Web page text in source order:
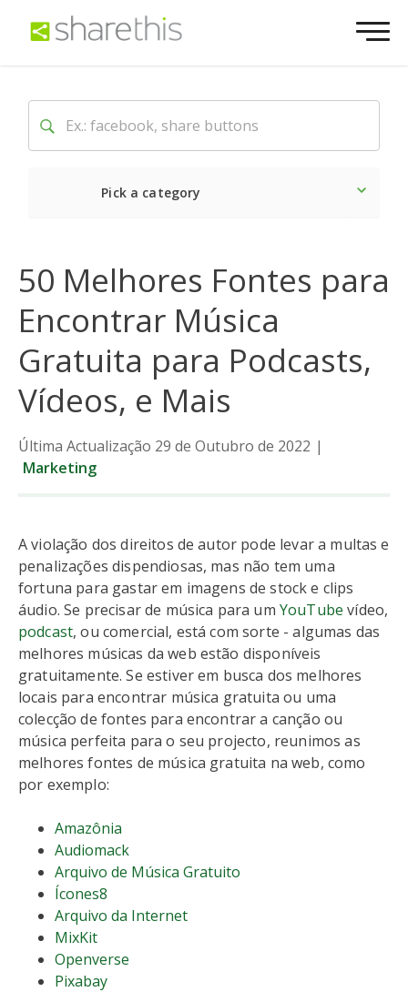
Pick a category
50 Melhores Fontes para
Encontrar Música
Gratuita para Podcasts,
Vídeos, e Mais
Última Actualização 29 de Outubro de 2022 |
Marketing
A violação dos direitos de autor pode levar a multas e
penalizações dispendiosas, mas não tem uma
fortuna para gastar em imagens de stock e clips
áudio. Se precisar de música para um YouTube vídeo,
podcast, ou comercial, está com sorte - algumas das
melhores músicas da web estão disponíveis
gratuitamente. Se estiver em busca dos melhores
locais para encontrar música gratuita ou uma
colecção de fontes para encontrar a canção ou
música perfeita para o seu projecto, reunimos as
melhores fontes de música gratuita na web, como
por exemplo:
Amazônia
Audiomack
Arquivo de Música Gratuito
Ícones8
Arquivo da Internet
MixKit
Openverse
Pixabay